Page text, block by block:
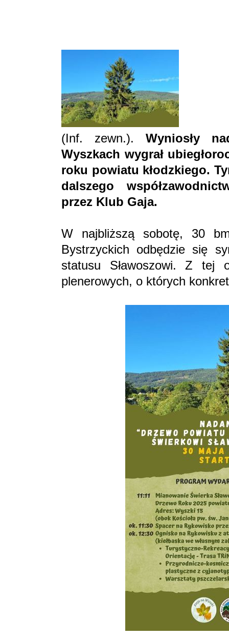
(Inf. zewn.). Wyniosły
Wyszkach wygrał
roku powiatu kłodzkiego.
dalszego
przez Klub Gaja.
W najbliższą sobotę, 30
Bystrzyckich odbędzie się
statusu Sławoszowi. Z tej
plenerowych, o których